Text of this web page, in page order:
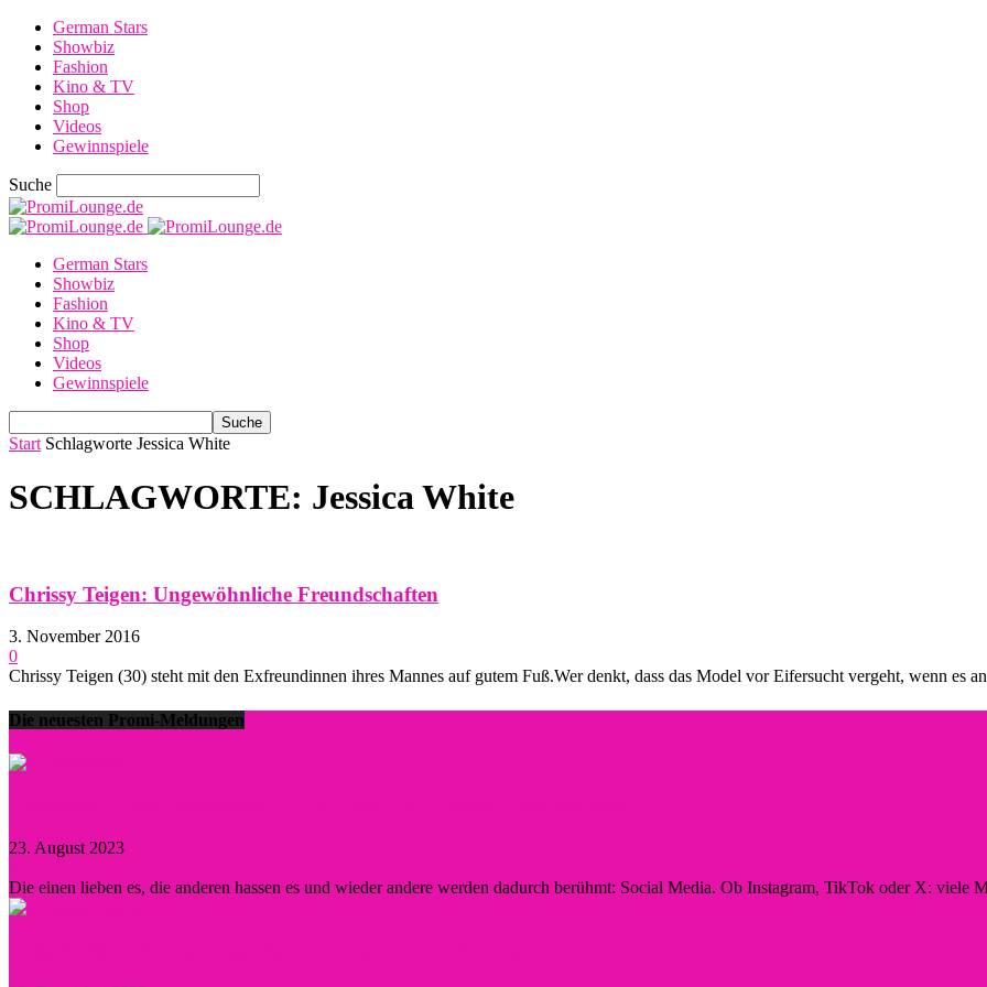
German Stars
Showbiz
Fashion
Kino & TV
Shop
Videos
Gewinnspiele
Suche
German Stars
Showbiz
Fashion
Kino & TV
Shop
Videos
Gewinnspiele
Start Schlagworte Jessica White
SCHLAGWORTE: Jessica White
Chrissy Teigen: Ungewöhnliche Freundschaften
3. November 2016
0
Chrissy Teigen (30) steht mit den Exfreundinnen ihres Mannes auf gutem Fuß.Wer denkt, dass das Model vor Eifersucht vergeht, wenn es
Die neuesten Promi-Meldungen
23. August 2023
Die einen lieben es, die anderen hassen es und wieder andere werden dadurch berühmt: Social Media. Ob Instagram, TikTok oder X: viele